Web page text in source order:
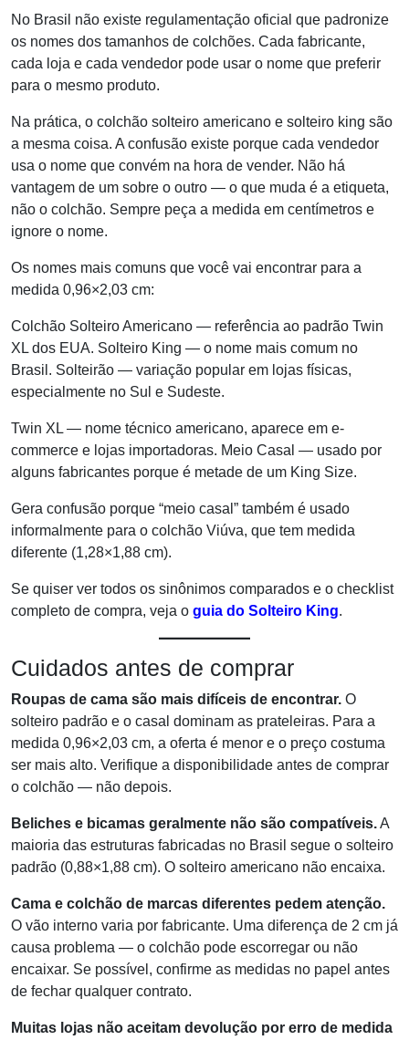
No Brasil não existe regulamentação oficial que padronize
os nomes dos tamanhos de colchões. Cada fabricante,
cada loja e cada vendedor pode usar o nome que preferir
para o mesmo produto.
Na prática, o colchão solteiro americano e solteiro king são
a mesma coisa. A confusão existe porque cada vendedor
usa o nome que convém na hora de vender. Não há
vantagem de um sobre o outro — o que muda é a etiqueta,
não o colchão. Sempre peça a medida em centímetros e
ignore o nome.
Os nomes mais comuns que você vai encontrar para a
medida 0,96×2,03 cm:
Colchão Solteiro Americano — referência ao padrão Twin
XL dos EUA. Solteiro King — o nome mais comum no
Brasil. Solteirão — variação popular em lojas físicas,
especialmente no Sul e Sudeste.
Twin XL — nome técnico americano, aparece em e-
commerce e lojas importadoras. Meio Casal — usado por
alguns fabricantes porque é metade de um King Size.
Gera confusão porque “meio casal” também é usado
informalmente para o colchão Viúva, que tem medida
diferente (1,28×1,88 cm).
Se quiser ver todos os sinônimos comparados e o checklist
completo de compra, veja o guia do Solteiro King.
Cuidados antes de comprar
Roupas de cama são mais difíceis de encontrar. O
solteiro padrão e o casal dominam as prateleiras. Para a
medida 0,96×2,03 cm, a oferta é menor e o preço costuma
ser mais alto. Verifique a disponibilidade antes de comprar
o colchão — não depois.
Beliches e bicamas geralmente não são compatíveis.A
maioria das estruturas fabricadas no Brasil segue o solteiro
padrão (0,88×1,88 cm). O solteiro americano não encaixa.
Cama e colchão de marcas diferentes pedem atenção.
O vão interno varia por fabricante. Uma diferença de 2 cm já
causa problema — o colchão pode escorregar ou não
encaixar. Se possível, confirme as medidas no papel antes
de fechar qualquer contrato.
Muitas lojas não aceitam devolução por erro de medida